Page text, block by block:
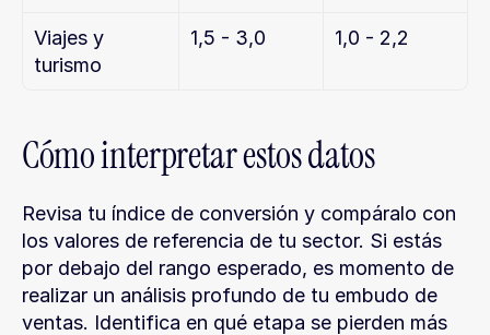
Viajes y
turismo
1,5 - 3,0 1,0 - 2,2
Cómo interpretar estos datos
Revisa tu índice de conversión y compáralo con
los valores de referencia de tu sector. Si estás
por debajo del rango esperado, es momento de
realizar un análisis profundo de tu embudo de
ventas. Identifica en qué etapa se pierden más